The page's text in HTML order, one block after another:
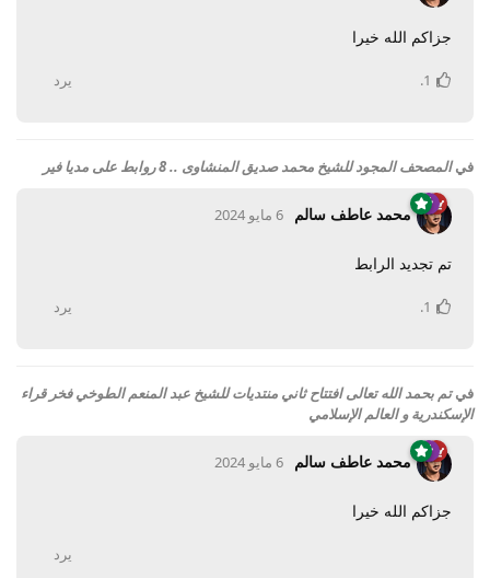
جزاكم الله خيرا
يرد 1
.
فيالمصحف المجود للشيخ محمد صديق المنشاوى .. 8 روابط على مديا فير
محمد عاطف سالم 6 مايو 2024
تم تجديد الرابط
يرد 1
.
فيتم بحمد الله تعالى افتتاح ثاني منتديات للشيخ عبد المنعم الطوخي فخر قراء
الإسكندرية و العالم الإسلامي
محمد عاطف سالم 6 مايو 2024
جزاكم الله خيرا
يرد